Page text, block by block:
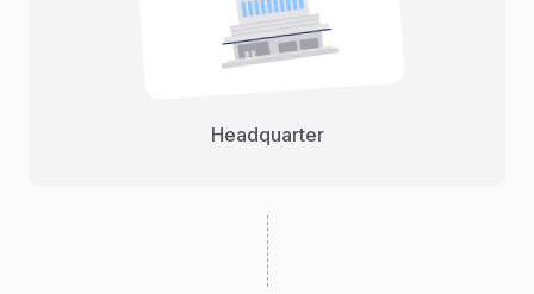
Headquarter